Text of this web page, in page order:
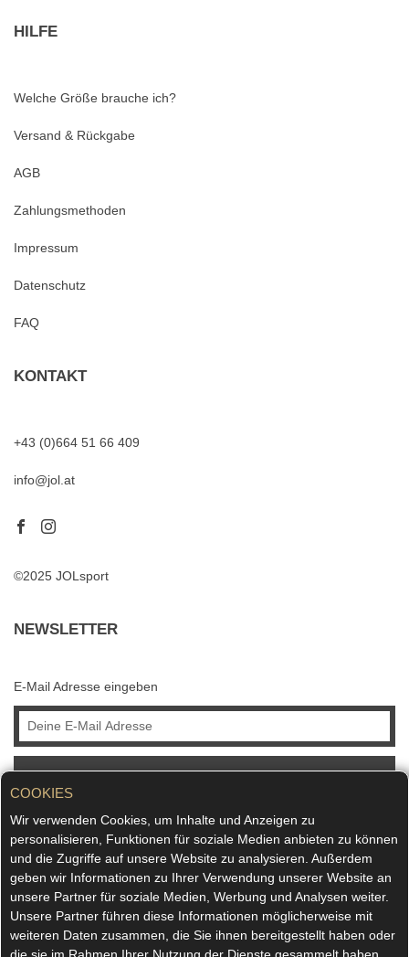
COOKIES
Wir verwenden Cookies, um Inhalte und Anzeigen zu
personalisieren, Funktionen für soziale Medien anbieten zu können
und die Zugriffe auf unsere Website zu analysieren. Außerdem
geben wir Informationen zu Ihrer Verwendung unserer Website an
unsere Partner für soziale Medien, Werbung und Analysen weiter.
Unsere Partner führen diese Informationen möglicherweise mit
weiteren Daten zusammen, die Sie ihnen bereitgestellt haben oder
HILFE
Welche Größe brauche ich?
Versand & Rückgabe
AGB
Zahlungsmethoden
Impressum
Datenschutz
FAQ
KONTAKT
+43 (0)664 51 66 409
info@jol.at
©2025 JOLsport
NEWSLETTER
E-Mail Adresse eingeben
ABONNIEREN